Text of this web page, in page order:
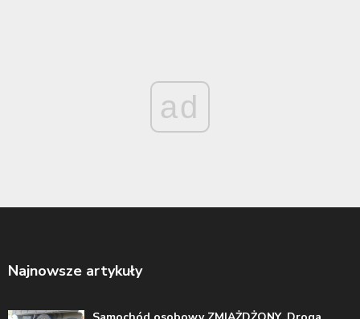
ad
Najnowsze artykuły